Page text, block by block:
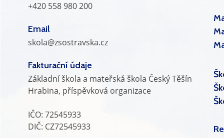
+420 558 980 200
Email
skola@zsostravska.cz
Fakturační údaje
Základní škola a mateřská škola Český Těšín
Hrabina, příspěvková organizace
IČO: 72545933
DIČ: CZ72545933